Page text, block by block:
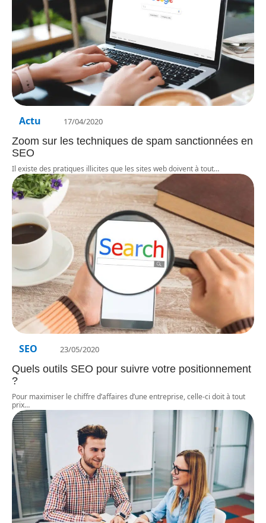
Actu 17/04/2020
Zoom sur les techniques de spam sanctionnées en
SEO
Il existe des pratiques illicites que les sites web doivent à tout…
SEO 23/05/2020
Quels outils SEO pour suivre votre positionnement
?
Pour maximiser le chiffre d’affaires d’une entreprise, celle-ci doit à tout
prix…